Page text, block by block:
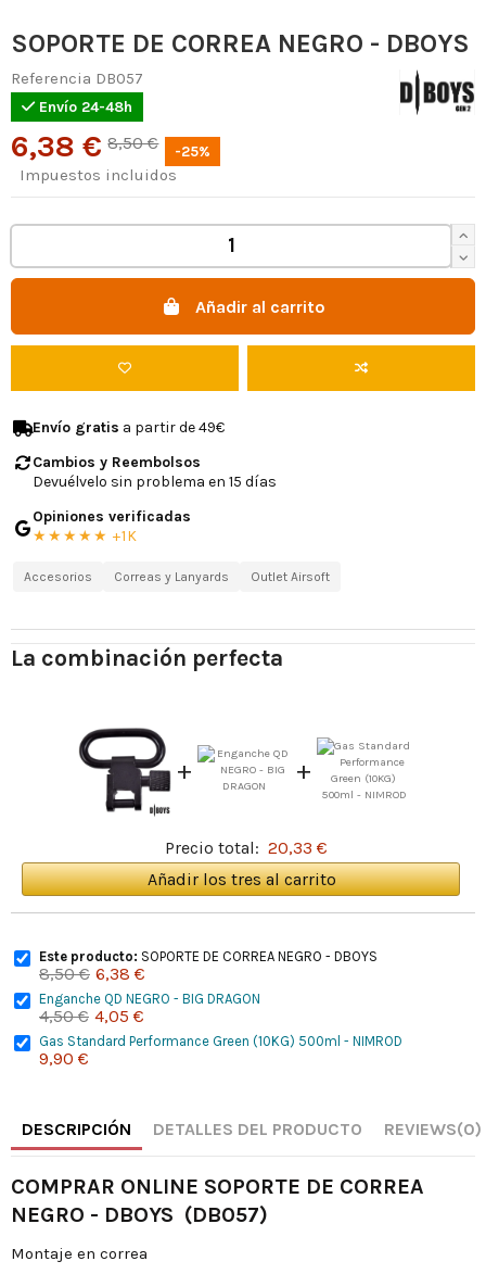
SOPORTE DE CORREA NEGRO - DBOYS
Referencia DB057
Envío 24-48h
6,38 € 8,50 € -25%
Impuestos incluidos
Añadir al carrito
Envío gratis a partir de 49€
Cambios y Reembolsos
Devuélvelo sin problema en 15 días
Opiniones verificadas
★★★★★ +1K
Accesorios Correas y Lanyards Outlet Airsoft
La combinación perfecta
+ +
Precio total: 20,33 €
Añadir los tres al carrito
Este producto: SOPORTE DE CORREA NEGRO - DBOYS
8,50 € 6,38 €
Enganche QD NEGRO - BIG DRAGON
4,50 € 4,05 €
Gas Standard Performance Green (10KG) 500ml - NIMROD
9,90 €
DESCRIPCIÓN DETALLES DEL PRODUCTO REVIEWS(0)
COMPRAR ONLINE SOPORTE DE CORREA
NEGRO - DBOYS (DB057)
Montaje en correa